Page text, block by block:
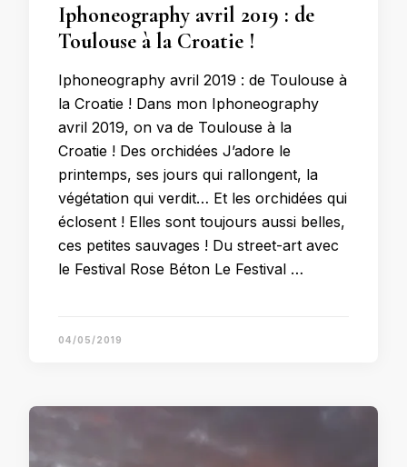
Iphoneography avril 2019 : de
Toulouse à la Croatie !
Iphoneography avril 2019 : de Toulouse à
la Croatie ! Dans mon Iphoneography
avril 2019, on va de Toulouse à la
Croatie ! Des orchidées J’adore le
printemps, ses jours qui rallongent, la
végétation qui verdit… Et les orchidées qui
éclosent ! Elles sont toujours aussi belles,
ces petites sauvages ! Du street-art avec
le Festival Rose Béton Le Festival …
04/05/2019